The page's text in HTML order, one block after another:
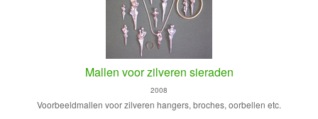
Mallen voor zilveren sieraden
2008
Voorbeeldmallen voor zilveren hangers, broches, oorbellen etc.